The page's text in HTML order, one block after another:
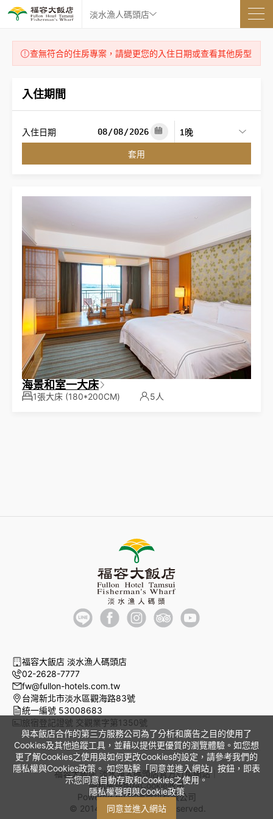
淡水漁人碼頭店
查無符合的住房專案，請變更您的入住日期或查看其他房型
入住期間
入住日期
套用
海景和室一大床
1張大床 (180*200CM) 5人
與本飯店合作的第三方服務公司為了分析和廣告之目的使用了
Cookies及其他追蹤工具，並藉以提供更優質的瀏覽體驗。如您想
更了解Cookies之使用與如何更改Cookies的設定，請參考我們的
隱私權與Cookies政策。 如您點擊「同意並進入網站」按鈕，即表
示您同意自動存取和Cookies之使用。
隱私權聲明與Cookie政策
同意並進入網站
福容大飯店 淡水漁人碼頭店
02-2628-7777
fw@fullon-hotels.com.tw
台灣新北市淡水區觀海路83號
統一編號 53008683
旅宿登記證號 交觀業字第1350號
福容大飯店 淡水漁人碼頭店官方訂房網站｜
隱私權聲明與Cookie政策
Powered by曜通資訊有限公司
© 2014-2026 All Rights Reserved.